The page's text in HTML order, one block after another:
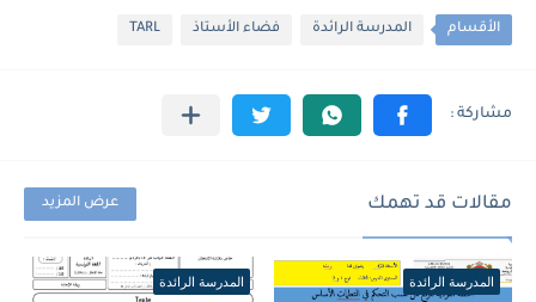
الأقسام المدرسة الرائدة فضاء الأستاذ TARL
مقالات قد تهمك عرض المزيد
المدرسة الرائدة المدرسة الرائدة